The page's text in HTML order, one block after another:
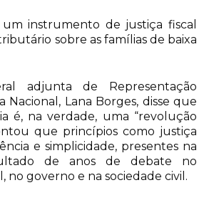
instrumento de justiça fiscal
sobre as famílias de baixa
adjunta de Representação
Nacional, Lana Borges, disse que
é, na verdade, uma “revolução
que princípios como justiça
e simplicidade, presentes na
de anos de debate no
no governo e na sociedade civil.